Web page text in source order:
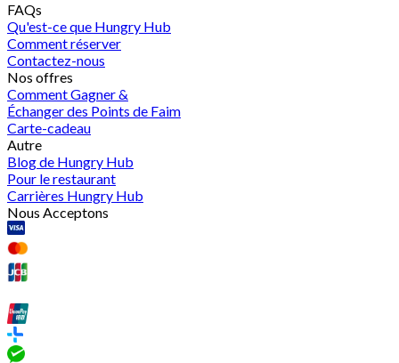
FAQs
Qu'est-ce que Hungry Hub
Comment réserver
Contactez-nous
Nos offres
Comment Gagner &
Échanger des Points de Faim
Carte-cadeau
Autre
Blog de Hungry Hub
Pour le restaurant
Carrières Hungry Hub
Nous Acceptons